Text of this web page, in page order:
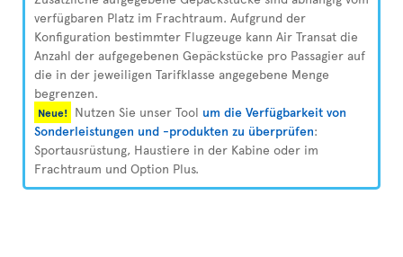
verfügbaren Platz im Frachtraum. Aufgrund der
Konfiguration bestimmter Flugzeuge kann Air Transat die
Anzahl der aufgegebenen Gepäckstücke pro Passagier auf
die in der jeweiligen Tarifklasse angegebene Menge
begrenzen.
Neue! Nutzen Sie unser Tool um die Verfügbarkeit von
Sonderleistungen und -produkten zu überprüfen:
Sportausrüstung, Haustiere in der Kabine oder im
Frachtraum und Option Plus.